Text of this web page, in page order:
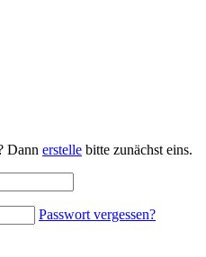
Dann erstelle bitte zunächst eins.
Passwort vergessen?